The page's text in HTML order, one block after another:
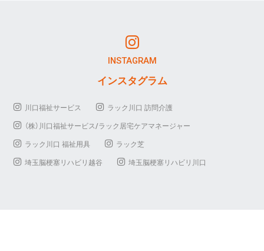
INSTAGRAM
インスタグラム
川口福祉サービス
ラック川口 訪問介護
（株）川口福祉サービス/ラック居宅ケアマネージャー
ラック川口 福祉用具
ラック芝
埼玉脳梗塞リハビリ越谷
埼玉脳梗塞リハビリ川口